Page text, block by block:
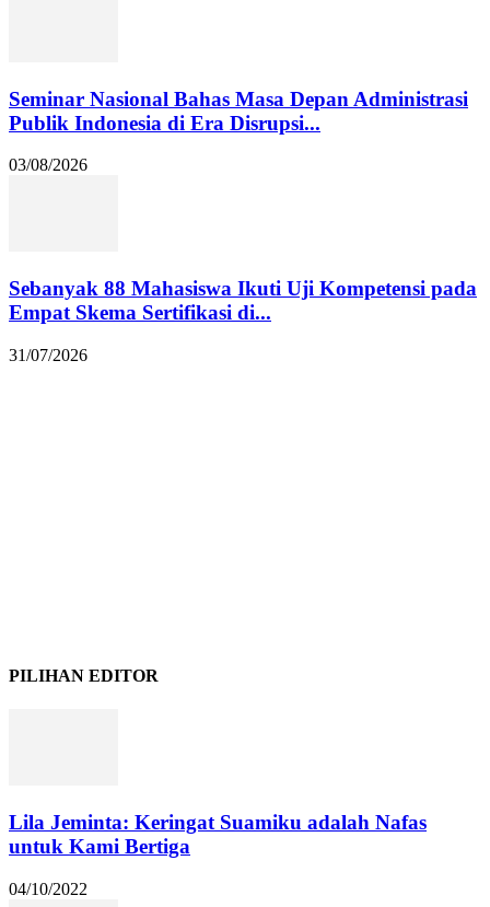
Seminar Nasional Bahas Masa Depan Administrasi
Publik Indonesia di Era Disrupsi...
03/08/2026
Sebanyak 88 Mahasiswa Ikuti Uji Kompetensi pada
Empat Skema Sertifikasi di...
31/07/2026
PILIHAN EDITOR
Lila Jeminta: Keringat Suamiku adalah Nafas
untuk Kami Bertiga
04/10/2022